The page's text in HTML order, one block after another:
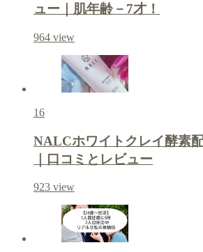
ュー｜肌年齢－7才！
964 view
16
NALCホワイトクレイ酵素
｜口コミとレビュー
923 view